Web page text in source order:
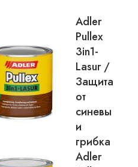
Adler
Pullex
3in1-
Lasur /
Защита
от
синевы
и
грибка
Adler